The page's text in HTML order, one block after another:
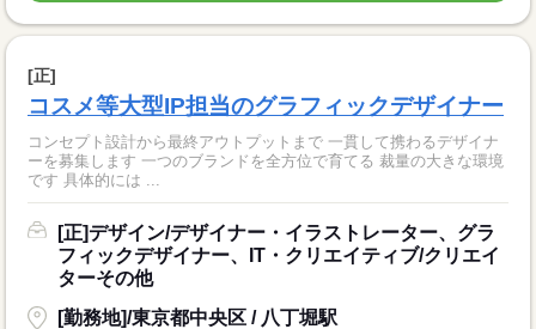
[正]
コスメ等大型IP担当のグラフィックデザイナー
コンセプト設計から最終アウトプットまで 一貫して携わるデザイナ
ーを募集します 一つのブランドを全方位で育てる 裁量の大きな環境
です 具体的には ...
[正]デザイン/デザイナー・イラストレーター、グラ
フィックデザイナー、IT・クリエイティブ/クリエイ
ターその他
[勤務地]/東京都中央区 / 八丁堀駅